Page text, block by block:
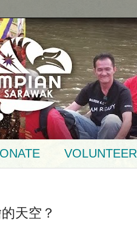
VOLUNTEER
天空？